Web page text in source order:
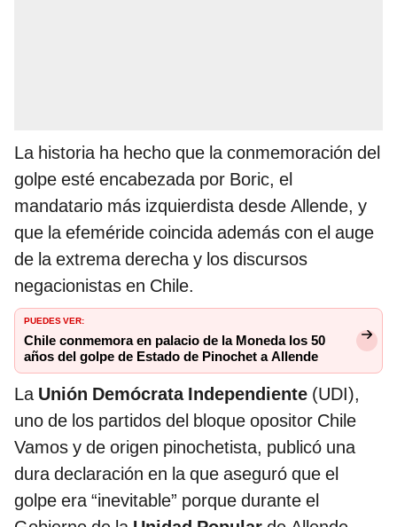
La historia ha hecho que la conmemoración del
golpe esté encabezada por Boric, el
mandatario más izquierdista desde Allende, y
que la efeméride coincida además con el auge
de la extrema derecha y los discursos
negacionistas en Chile.
PUEDES VER:
Chile conmemora en palacio de la Moneda los 50
años del golpe de Estado de Pinochet a Allende
La Unión Demócrata Independiente (UDI),
uno de los partidos del bloque opositor Chile
Vamos y de origen pinochetista, publicó una
dura declaración en la que aseguró que el
golpe era “inevitable” porque durante el